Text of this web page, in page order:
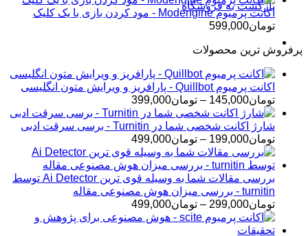
بازگشت به فروشگاه
اکانت پرمیوم Modengine - مود کردن بازی با یک کلیک
تومان599,000
پرفروش ترین محصولات
اکانت پرمیوم Quillbot - پارافریز و ویرایش متون انگلیسی
تومان145,000
– تومان399,000محدوده
قیمت:
تومان145,000
تا
تومان399,000
شارژ اکانت شخصی شما در Turnitin - برسی سرقت ادبی
تومان199,000
– تومان499,000محدوده
قیمت:
تومان199,000
تا
تومان499,000
بررسی مقالات شما به وسیله قوی ترین Ai Detector توسط
turnitin - بررسی میزان هوش مصنوعی مقاله
تومان299,000
– تومان499,000محدوده
قیمت: